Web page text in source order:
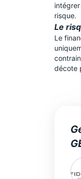
risque.
Le
Le
décote